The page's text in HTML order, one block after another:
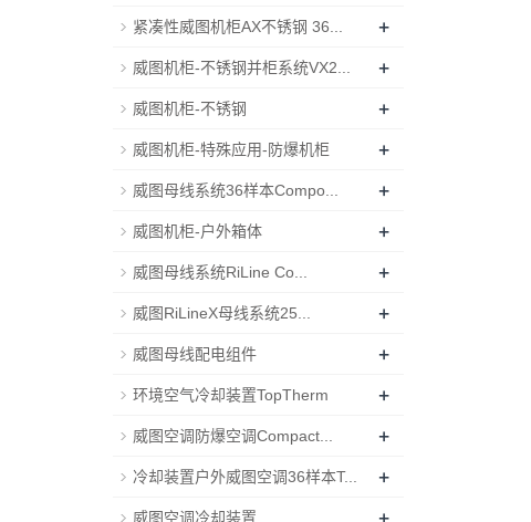
紧凑性威图机柜AX不锈钢 36... +
威图机柜-不锈钢并柜系统VX2... +
威图机柜-不锈钢 +
威图机柜-特殊应用-防爆机柜 +
威图母线系统36样本Compo... +
威图机柜-户外箱体 +
威图母线系统RiLine Co... +
威图RiLineX母线系统25... +
威图母线配电组件 +
环境空气冷却装置TopTherm +
威图空调防爆空调Compact... +
冷却装置户外威图空调36样本T... +
威图空调冷却装置